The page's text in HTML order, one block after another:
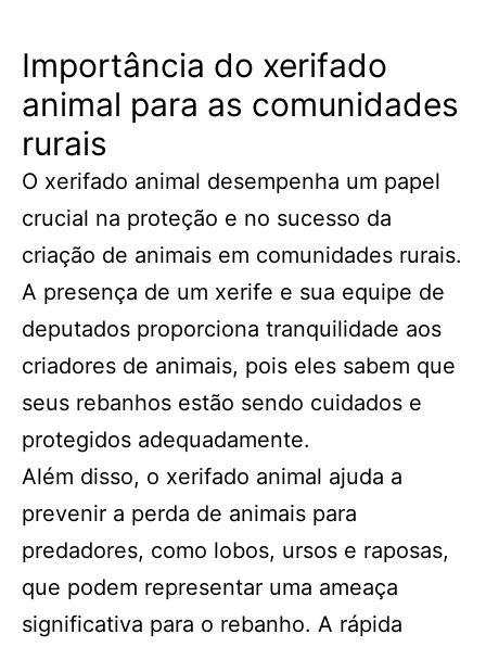
Importância do xerifado
animal para as comunidades
rurais
O xerifado animal desempenha um papel
crucial na proteção e no sucesso da
criação de animais em comunidades rurais.
A presença de um xerife e sua equipe de
deputados proporciona tranquilidade aos
criadores de animais, pois eles sabem que
seus rebanhos estão sendo cuidados e
protegidos adequadamente.
Além disso, o xerifado animal ajuda a
prevenir a perda de animais para
predadores, como lobos, ursos e raposas,
que podem representar uma ameaça
significativa para o rebanho. A rápida